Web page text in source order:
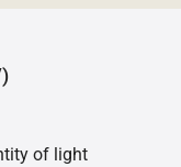
of light